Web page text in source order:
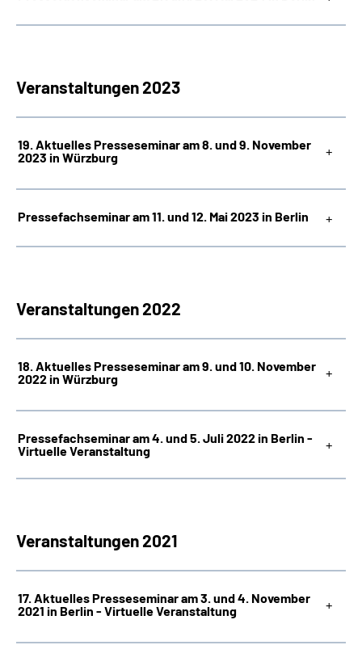
Veranstaltungen 2023
19. Aktuelles Presseseminar am 8. und 9. November
2023 in Würzburg
Pressefachseminar am 11. und 12. Mai 2023 in Berlin
Veranstaltungen 2022
18. Aktuelles Presseseminar am 9. und 10. November
2022 in Würzburg
Pressefachseminar am 4. und 5. Juli 2022 in Berlin -
Virtuelle Veranstaltung
Veranstaltungen 2021
17. Aktuelles Presseseminar am 3. und 4. November
2021 in Berlin - Virtuelle Veranstaltung